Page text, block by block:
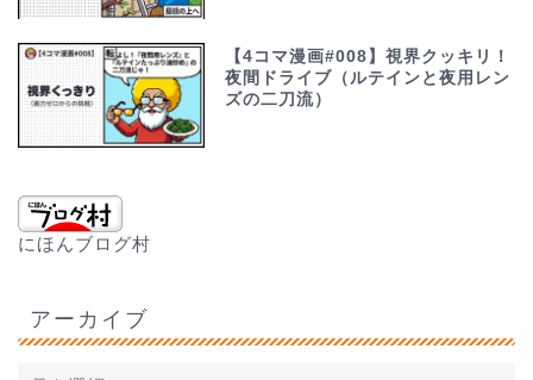
【4コマ漫画#008】視界クッキリ！
夜間ドライブ（ルテインと夜用レン
ズの二刀流）
にほんブログ村
アーカイブ